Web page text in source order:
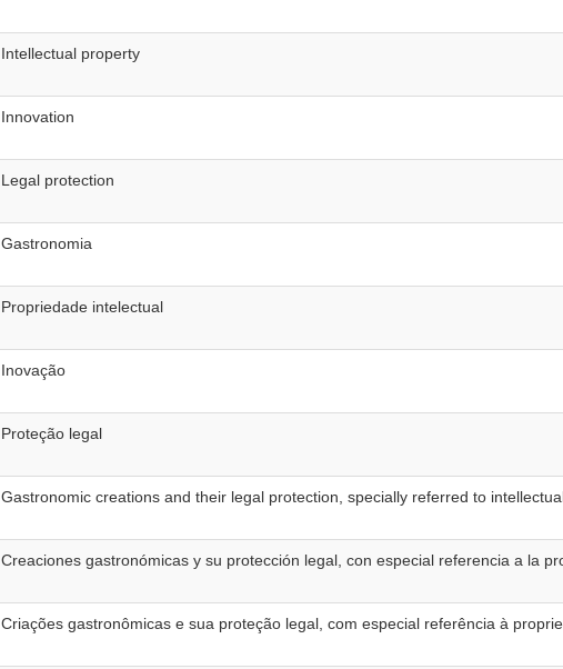
Intellectual property
Innovation
Legal protection
Gastronomia
Propriedade intelectual
Inovação
Proteção legal
Gastronomic creations and their legal protection, specially referred to
Creaciones gastronómicas y su protección legal, con especial referencia a la
Criações gastronômicas e sua proteção legal, com especial referência à